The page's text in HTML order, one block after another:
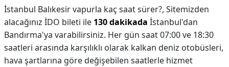
İstanbul Balıkesir vapurla kaç saat sürer?, Sitemizden
alacağınız İDO bileti ile 130 dakikada İstanbul'dan
Bandırma'ya varabilirsiniz. Her gün saat 07:00 ve 18:30
saatleri arasında karşılıklı olarak kalkan deniz otobüsleri,
hava şartlarına göre değişebilen saatlerle hizmet